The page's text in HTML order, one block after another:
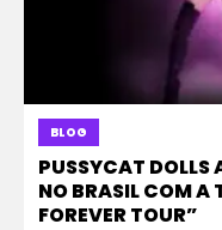
BLOG
PUSSYCAT DOLLS
NO BRASIL COM A
FOREVER TOUR”